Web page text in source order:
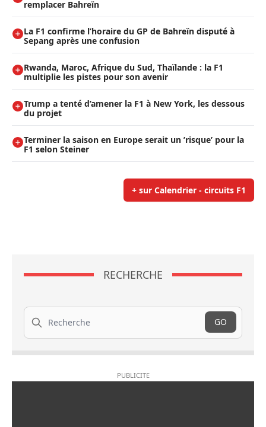
remplacer Bahreïn
La F1 confirme l’horaire du GP de Bahreïn disputé à
Sepang après une confusion
Rwanda, Maroc, Afrique du Sud, Thaïlande : la F1
multiplie les pistes pour son avenir
Trump a tenté d’amener la F1 à New York, les dessous
du projet
Terminer la saison en Europe serait un ’risque’ pour la
F1 selon Steiner
+ sur Calendrier - circuits F1
RECHERCHE
Recherche
GO